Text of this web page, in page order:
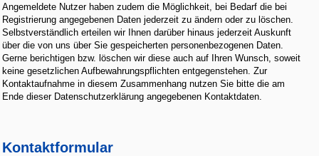
Angemeldete Nutzer haben zudem die Möglichkeit, bei Bedarf die bei
Registrierung angegebenen Daten jederzeit zu ändern oder zu löschen.
Selbstverständlich erteilen wir Ihnen darüber hinaus jederzeit Auskunft
über die von uns über Sie gespeicherten personenbezogenen Daten.
Gerne berichtigen bzw. löschen wir diese auch auf Ihren Wunsch, soweit
keine gesetzlichen Aufbewahrungspflichten entgegenstehen. Zur
Kontaktaufnahme in diesem Zusammenhang nutzen Sie bitte die am
Ende dieser Datenschutzerklärung angegebenen Kontaktdaten.
Kontaktformular